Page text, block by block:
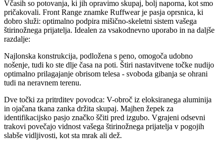
Včasih so potovanja, ki jih opravimo skupaj, bolj naporna, kot smo
pričakovali. Front Range znamke Ruffwear je pasja oprsnica, ki
dobro služi: optimalno podpira mišično-skeletni sistem vašega
štirinožnega prijatelja. Idealen za vsakodnevno uporabo in na daljše
razdalje:
Najlonska konstrukcija, podložena s peno, omogoča udobno
nošenje, tudi ko ste dlje časa na poti. Štiri nastavitvene točke nudijo
optimalno prilagajanje obrisom telesa - svoboda gibanja se ohrani
tudi na neravnem terenu.
Dve točki za pritrditev povodca: V-obroč iz eloksiranega aluminija
in ojačana tkana zanka držita skupaj. Majhen žepek za
identifikacijsko pasjo značko ščiti pred izgubo. Vgrajeni odsevni
trakovi povečajo vidnost vašega štirinožnega prijatelja v pogojih
slabše vidljivosti, kot sta mrak ali dež.